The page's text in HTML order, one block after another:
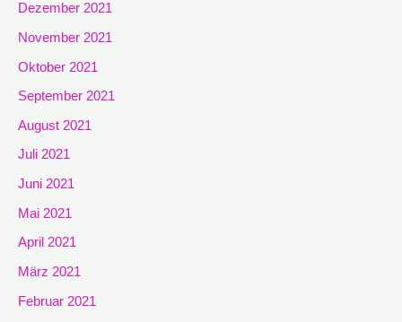
Dezember 2021
November 2021
Oktober 2021
September 2021
August 2021
Juli 2021
Juni 2021
Mai 2021
April 2021
März 2021
Februar 2021